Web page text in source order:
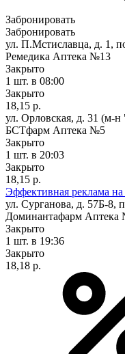
Забронировать
Забронировать
ул. П.Мстиславца, д. 1,
Ремедика Аптека №13
Закрыто
1 шт. в 08:00
Закрыто
18,15 р.
ул. Орловская, д. 31 (м-
БСТфарм Аптека №5
Закрыто
1 шт. в 20:03
Закрыто
18,15 р.
Эффективная реклама на
ул. Сурганова, д. 57Б-8,
Доминантафарм Аптека
Закрыто
1 шт. в 19:36
Закрыто
18,18 р.